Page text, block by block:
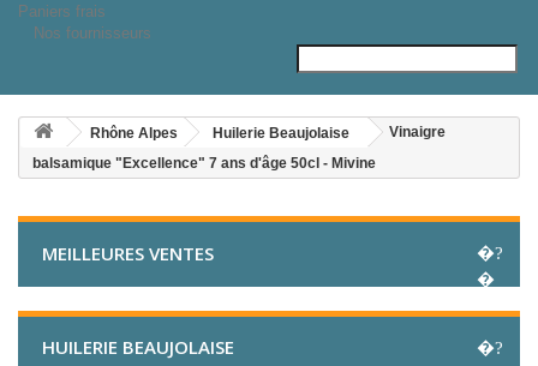
Paniers frais
Nos fournisseurs
Rhône Alpes Huilerie Beaujolaise
Vinaigre
balsamique "Excellence" 7 ans d'âge 50cl - Mivine
MEILLEURES VENTES
HUILERIE BEAUJOLAISE